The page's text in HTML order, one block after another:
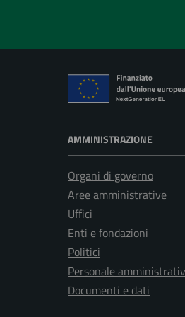
AMMINISTRAZIONE
Organi di governo
Aree amministrative
Uffici
Enti e fondazioni
Politici
Personale
Documenti e dati